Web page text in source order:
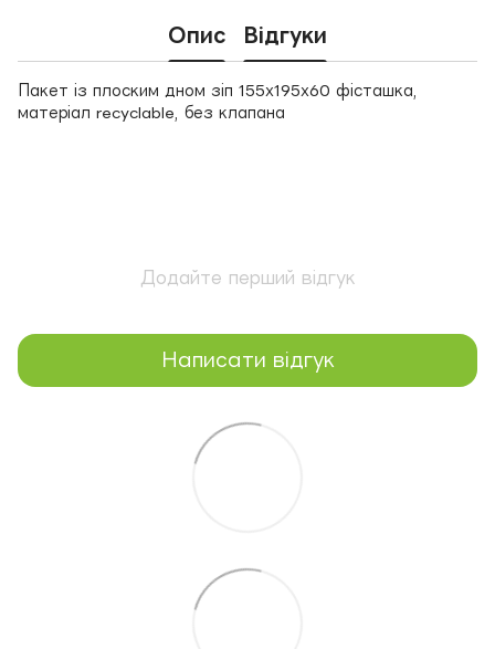
Опис Відгуки
Пакет із плоским дном зіп 155х195х60 фісташка,
матеріал recyclable, без клапана
Додайте перший відгук
Написати відгук